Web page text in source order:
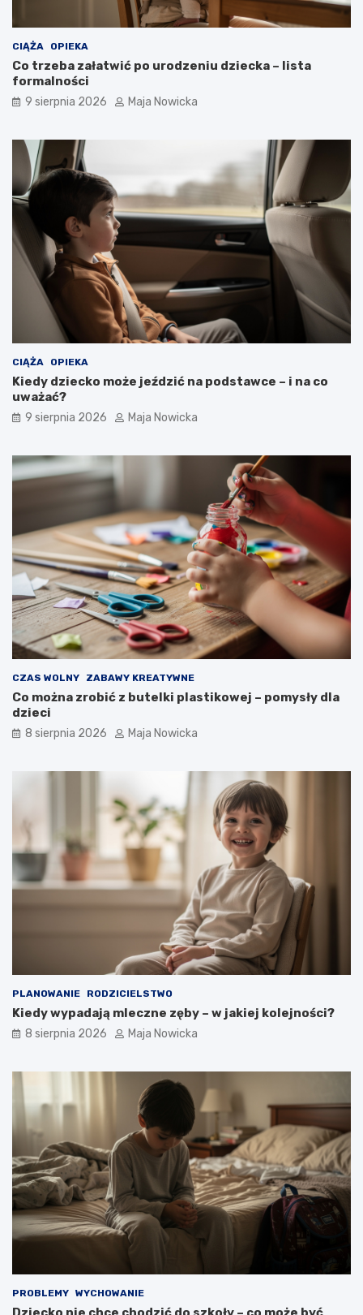
CIĄŻA OPIEKA
Co trzeba załatwić po urodzeniu dziecka – lista
formalności
9 sierpnia 2026 Maja Nowicka
CIĄŻA OPIEKA
Kiedy dziecko może jeździć na podstawce – i na co
uważać?
9 sierpnia 2026 Maja Nowicka
CZAS WOLNY ZABAWY KREATYWNE
Co można zrobić z butelki plastikowej – pomysły dla
dzieci
8 sierpnia 2026 Maja Nowicka
PLANOWANIE RODZICIELSTWO
Kiedy wypadają mleczne zęby – w jakiej kolejności?
8 sierpnia 2026 Maja Nowicka
PROBLEMY WYCHOWANIE